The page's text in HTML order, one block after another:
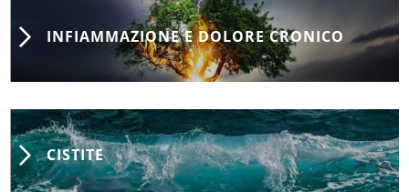
INFIAMMAZIONE E DOLORE CRONICO
CISTITE